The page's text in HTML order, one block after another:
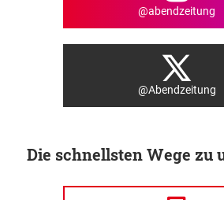
@abendzeitung
@Abendzeitung
Die schnellsten Wege zu